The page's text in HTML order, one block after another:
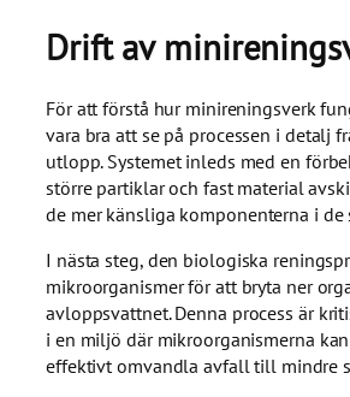
Drift av
För att förstå hur minireningsverk
vara bra att se på processen i detalj
utlopp. Systemet inleds med en
större partiklar och fast material
de mer känsliga komponenterna i de
I nästa steg, den biologiska
mikroorganismer för att bryta ner
avloppsvattnet. Denna process är
i en miljö där mikroorganismerna
effektivt omvandla avfall till mindre